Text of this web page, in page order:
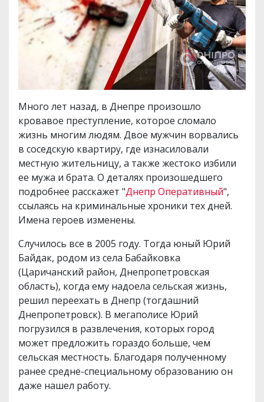
Много лет назад, в Днепре произошло
кровавое преступление, которое сломало
жизнь многим людям. Двое мужчин ворвались
в соседскую квартиру, где изнасиловали
местную жительницу, а также жестоко избили
ее мужа и брата. О деталях произошедшего
подробнее расскажет "Днепр Оперативный",
ссылаясь на криминальные хроники тех дней.
Имена героев изменены.
Случилось все в 2005 году. Тогда юный Юрий
Байдак, родом из села Бабайковка
(Царичанский район, Днепропетровская
область), когда ему надоела сельская жизнь,
решил переехать в Днепр (тогдашний
Днепропетровск). В мегаполисе Юрий
погрузился в развлечения, которых город
может предложить гораздо больше, чем
сельская местность. Благодаря полученному
ранее средне-специальному образованию он
даже нашел работу.